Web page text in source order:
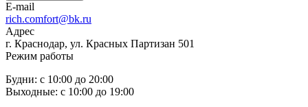
E-mail
rich.comfort@bk.ru
Адрес
г. Краснодар, ул. Красных Партизан 501
Режим работы
Будни: с 10:00 до 20:00
Выходные: с 10:00 до 19:00